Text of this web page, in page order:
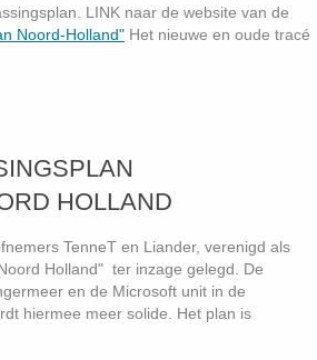
LINK naar de website van de
Noord-Holland" Het nieuwe en oude tracé
HOLLAND
TenneT en Liander, verenigd als
Holland" ter inzage gelegd. De
en de Microsoft unit in de
hiermee meer solide. Het plan is